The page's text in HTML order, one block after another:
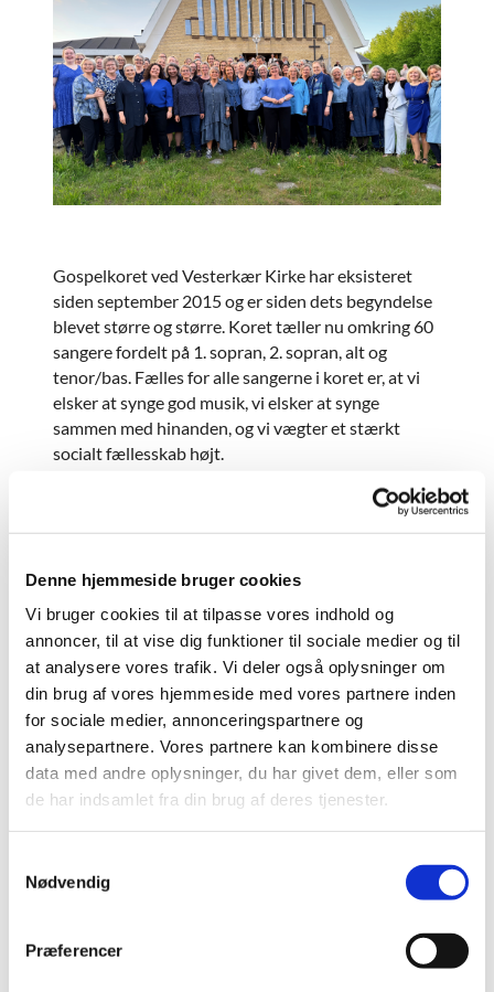
Denne hjemmeside bruger cookies
Vi bruger cookies til at tilpasse vores indhold og
annoncer, til at vise dig funktioner til sociale medier og til
at analysere vores trafik. Vi deler også oplysninger om
din brug af vores hjemmeside med vores partnere inden
for sociale medier, annonceringspartnere og
analysepartnere. Vores partnere kan kombinere disse
data med andre oplysninger, du har givet dem, eller som
de har indsamlet fra din brug af deres tjenester.
Nødvendig
Præferencer
Gospelkoret ved Vesterkær Kirke har eksisteret
siden september 2015 og er siden dets begyndelse
blevet større og større. Koret tæller nu omkring 60
sangere fordelt på 1. sopran, 2. sopran, alt og
tenor/bas. Fælles for alle sangerne i koret er, at vi
elsker at synge god musik, vi elsker at synge
sammen med hinanden, og vi vægter et stærkt
socialt fællesskab højt.
Koret øver hver tirsdag fra kl. 19.00-21.15 i
Vesterkær Kirke med en pause undervejs. Vi synger
Hvad kræver det at være med?
Det er ikke et krav, at man kan læse noder, ved
hvilken stemme man synger eller har masser af
korerfaring! Bare man har lysten til at lægge
energien i det, da vi er et hold, som regner med
hinanden! Når man tilmelder sig, binder man sig for
sæsonen, og da koret ikke har kontingent, "betaler"
Vil du være med?